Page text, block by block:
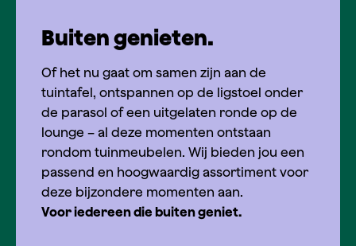
Buiten genieten.
Of het nu gaat om samen zijn aan de
tuintafel, ontspannen op de ligstoel onder
de parasol of een uitgelaten ronde op de
lounge – al deze momenten ontstaan
rondom tuinmeubelen. Wij bieden jou een
passend en hoogwaardig assortiment voor
deze bijzondere momenten aan.
Voor iedereen die buiten geniet.